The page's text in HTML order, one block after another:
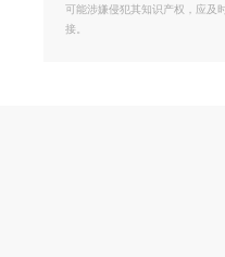
可能涉嫌侵犯其知识产权，应及
接。